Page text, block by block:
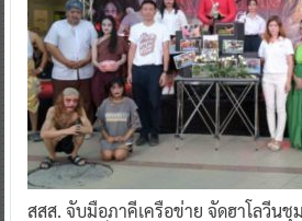
สสส. จับมือภาคีเครือข่าย จัดฮาโลวีน